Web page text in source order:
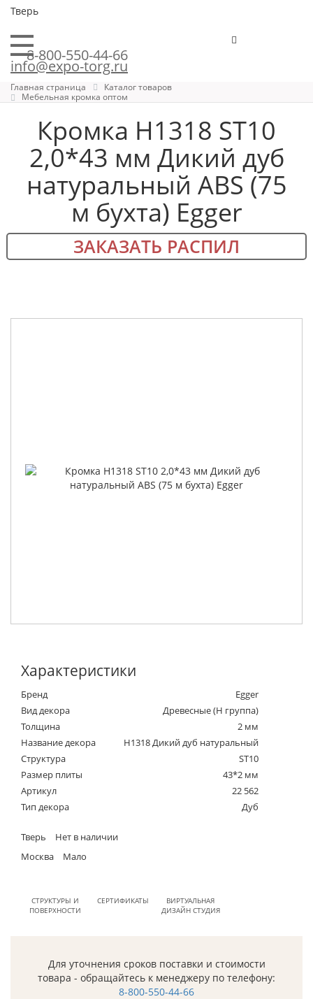
Тверь
8-800-550-44-66
info@expo-torg.ru
Главная страница
Каталог товаров
Мебельная кромка оптом
Кромка H1318 ST10
2,0*43 мм Дикий дуб
натуральный ABS (75
м бухта) Egger
ЗАКАЗАТЬ РАСПИЛ
Характеристики
Бренд
Egger
Вид декора
Древесные (Н группа)
Толщина
2 мм
Название декора
H1318 Дикий дуб натуральный
Структура
ST10
Размер плиты
43*2 мм
Артикул
22 562
Тип декора
Дуб
Тверь
Нет в наличии
Москва
Мало
СТРУКТУРЫ И
ПОВЕРХНОСТИ
СЕРТИФИКАТЫ
ВИРТУАЛЬНАЯ
ДИЗАЙН СТУДИЯ
Для уточнения сроков поставки и стоимости
товара - обращайтесь к менеджеру по телефону:
8-800-550-44-66